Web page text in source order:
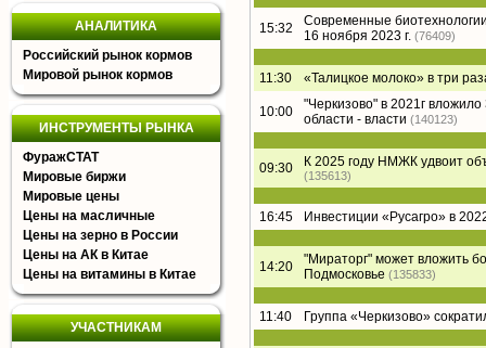
АНАЛИТИКА
Российский рынок кормов
Мировой рынок кормов
ИНСТРУМЕНТЫ РЫНКА
ФуражСТАТ
Мировые биржи
Мировые цены
Цены на масличные
Цены на зерно в России
Цены на АК в Китае
Цены на витамины в Китае
УЧАСТНИКАМ
15:32
Современные
16 ноября 2023 г. (76409)
11:30 «Талицкое молоко» в три
10:00
"Черкизово" в 2021г
области - власти (140123)
09:30 К 2025 году НМЖК удвоит
(135613)
16:45 Инвестиции «Русагро» в
14:20
"Мираторг" может вложить
Подмосковье (135833)
11:40 Группа «Черкизово»